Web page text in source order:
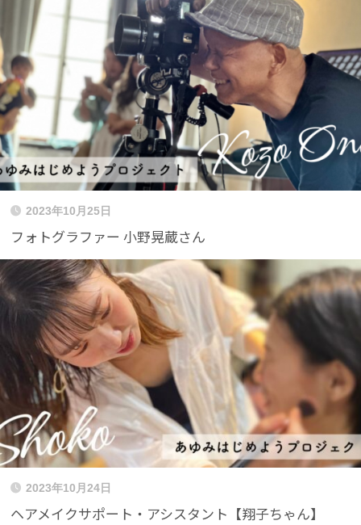
2023年10月25日
フォトグラファー 小野晃蔵さん
2023年10月24日
ヘアメイクサポート・アシスタント【翔子ちゃん】